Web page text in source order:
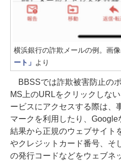
横浜銀行の詐欺メールの例。画
ート」 より
BBSSでは詐欺被害防止の
MS上のURLをクリックしな
ービスにアクセスする際は、
マークを利用したり、
結果から正規のウェブサイト
やクレジットカード番号、そ
の発行コードなどをウェブネ